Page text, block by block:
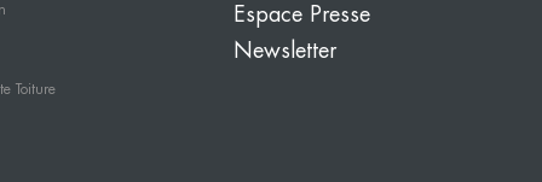
Toiture
Espace Presse
Newsletter